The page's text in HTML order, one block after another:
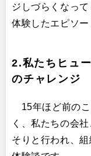
ジしづらくなっ
体験したエピソー
2.私たちヒュ
のチャレンジ
15年ほど前のこ
く、私たちの会
そりと行われ、